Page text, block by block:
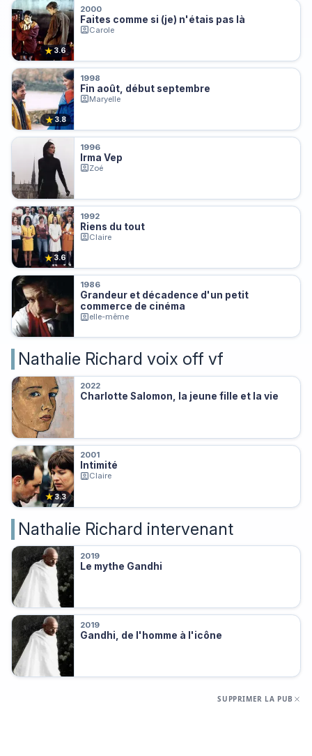
★3.6
2000
Faites comme si (je) n'étais pas là
Carole
★3.8
1998
Fin août, début septembre
Maryelle
1996
Irma Vep
Zoé
★3.6
1992
Riens du tout
Claire
1986
Grandeur et décadence d'un petit
commerce de cinéma
elle-même
Nathalie Richard voix off vf
2022
Charlotte Salomon, la jeune fille et la vie
★3.3
2001
Intimité
Claire
Nathalie Richard intervenant
2019
Le mythe Gandhi
2019
Gandhi, de l'homme à l'icône
SUPPRIMER LA PUB